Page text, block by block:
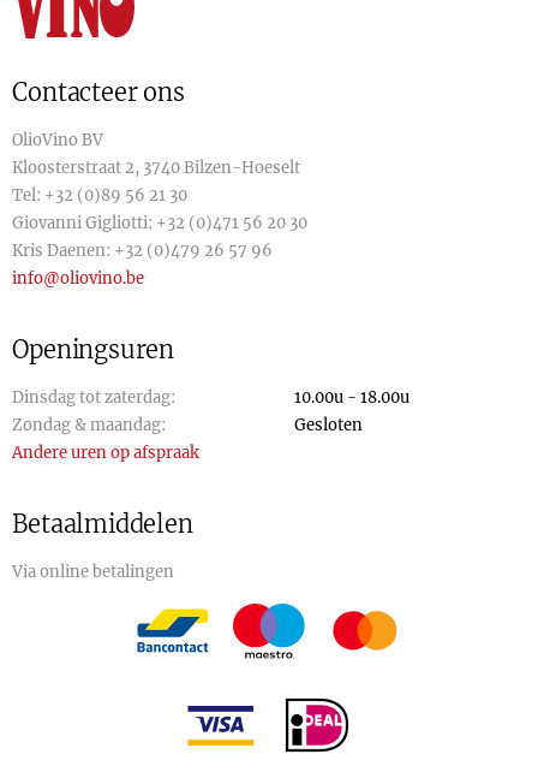
Contacteer ons
OlioVino BV
Kloosterstraat 2, 3740 Bilzen-Hoeselt
Tel: +32 (0)89 56 21 30
Giovanni Gigliotti: +32 (0)471 56 20 30
Kris Daenen: +32 (0)479 26 57 96
info@oliovino.be
Openingsuren
Dinsdag tot zaterdag:
10.00u - 18.00u
Zondag & maandag:
Gesloten
Andere uren op afspraak
Betaalmiddelen
Via online betalingen